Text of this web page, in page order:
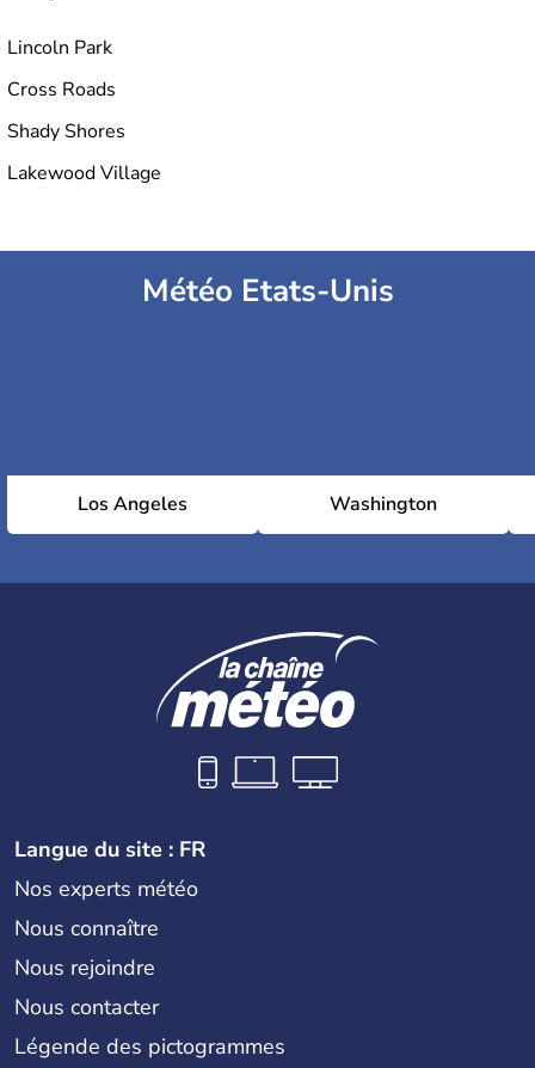
Lincoln Park
Cross Roads
Shady Shores
Lakewood Village
Météo Etats-Unis
Los Angeles Washington
Langue du site : FR
Nos experts météo
Nous connaître
Nous rejoindre
Nous contacter
Légende des pictogrammes